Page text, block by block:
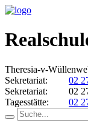
Theresia-v-
Sekretariat:
02
Sekretariat:
02
Tagesstätte:
02